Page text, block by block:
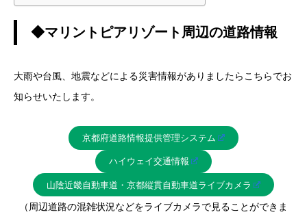
◆マリントピアリゾート周辺の道路情報
大雨や台風、地震などによる災害情報がありましたらこちらでお
知らせいたします。
京都府道路情報提供管理システム
ハイウェイ交通情報
山陰近畿自動車道・京都縦貫自動車道ライブカメラ
（周辺道路の混雑状況などをライブカメラで見ることができま